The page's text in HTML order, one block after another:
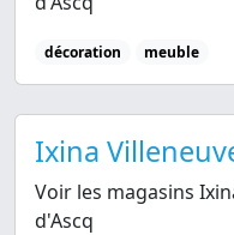
décoration meuble
Ixina
Voir les magasins
d'Ascq